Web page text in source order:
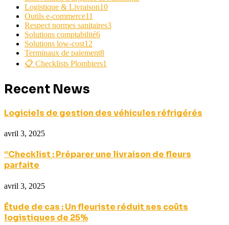
Logistique & Livraison10
Outils e-commerce11
Respect normes sanitaires3
Solutions comptabilité6
Solutions low-cost12
Terminaux de paiement8
📋 Checklists Plombiers1
Recent News
Logiciels de gestion des véhicules réfrigérés
avril 3, 2025
“Checklist : Préparer une livraison de fleurs
parfaite
avril 3, 2025
Étude de cas : Un fleuriste réduit ses coûts
logistiques de 25%